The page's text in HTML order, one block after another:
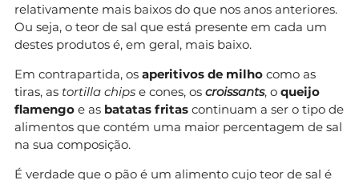
relativamente mais baixos do que nos anos anteriores.
Ou seja, o teor de sal que está presente em cada um
destes produtos é, em geral, mais baixo.
Em contrapartida, os aperitivos de milho como as
tiras, as tortilla chips e cones, os croissants, o queijo
flamengo e as batatas fritas continuam a ser o tipo de
alimentos que contém uma maior percentagem de sal
na sua composição.
É verdade que o pão é um alimento cujo teor de sal é